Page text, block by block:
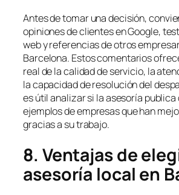
Antes de tomar una decisión,
opiniones de clientes en Google,
web y referencias de otros
Barcelona. Estos comentarios
real de la calidad de servicio, la
la capacidad de resolución del
es útil analizar si la asesoría publica
ejemplos de empresas que han
gracias a su trabajo.
8. Ventajas de
asesoría local en